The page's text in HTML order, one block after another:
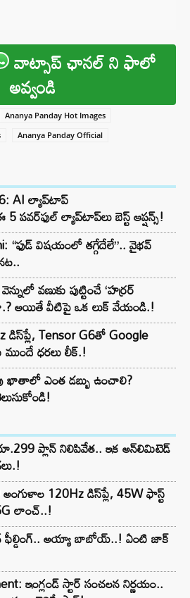
వాట్సాప్ ఛానల్ ని ఫాలో
అవ్వండి
Ananya Panday Hot Images
Ananya Panday Official
AI ల్యాప్‌టాప్
పవర్‌ఫుల్ ల్యాప్‌టాప్‌లు బెస్ట్ ఆప్షన్స్!
“ఫుడ్ విషయంలో తగ్గేదేలే”.. వైభవ్
వణుకు పుట్టించే ‘హర్రర్
అయితే వీటిపై ఒక లుక్ వేయండి.!
డిస్‌ప్లే, Tensor G6తో Google
ధరలు లీక్.!
ఖాతాలో ఎంత డబ్బు ఉంచాలి?
ప్లాన్ నిలిపివేత.. ఇక అన్‌లిమిటెడ్
120Hz డిస్‌ప్లే, 45W ఫాస్ట్
లాంచ్..!
ఫీల్డింగ్.. అయ్యా బాబోయ్..! ఏంటి జాక్
ఇంగ్లండ్ స్టార్ సంచలన నిర్ణయం..